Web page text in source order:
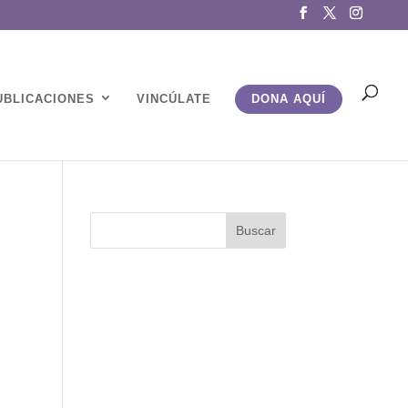
VINCÚLATE DONA AQUÍ